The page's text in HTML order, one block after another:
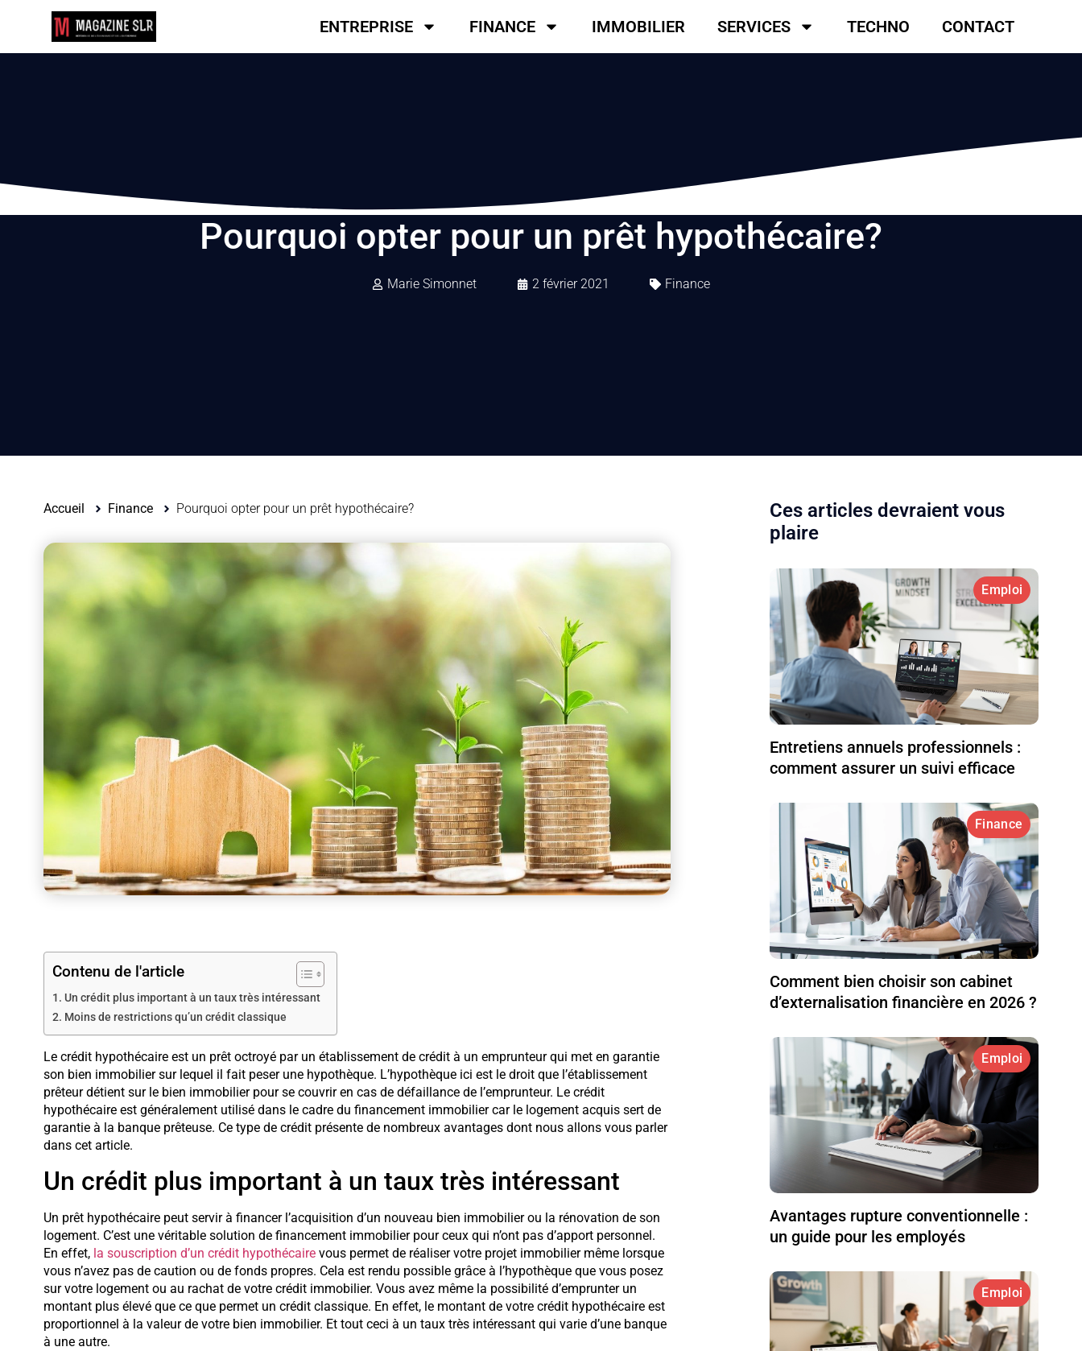
ENTREPRISE FINANCE IMMOBILIER SERVICES TECHNO CONTACT
Pourquoi opter pour un prêt hypothécaire?
Marie Simonnet 2 février 2021 Finance
Accueil Finance Pourquoi opter pour un prêt hypothécaire?
Contenu de l'article
Un crédit plus important à un taux très intéressant
Moins de restrictions qu’un crédit classique
Le crédit hypothécaire est un prêt octroyé par un établissement de crédit à un emprunteur qui met en garantie
son bien immobilier sur lequel il fait peser une hypothèque. L’hypothèque ici est le droit que l’établissement
prêteur détient sur le bien immobilier pour se couvrir en cas de défaillance de l’emprunteur. Le crédit
hypothécaire est généralement utilisé dans le cadre du financement immobilier car le logement acquis sert de
garantie à la banque prêteuse. Ce type de crédit présente de nombreux avantages dont nous allons vous parler
dans cet article.
Un crédit plus important à un taux très intéressant
Un prêt hypothécaire peut servir à financer l’acquisition d’un nouveau bien immobilier ou la rénovation de son
logement. C’est une véritable solution de financement immobilier pour ceux qui n’ont pas d’apport personnel.
En effet, la souscription d’un crédit hypothécaire vous permet de réaliser votre projet immobilier même lorsque
vous n’avez pas de caution ou de fonds propres. Cela est rendu possible grâce à l’hypothèque que vous posez
sur votre logement ou au rachat de votre crédit immobilier. Vous avez même la possibilité d’emprunter un
montant plus élevé que ce que permet un crédit classique. En effet, le montant de votre crédit hypothécaire est
proportionnel à la valeur de votre bien immobilier. Et tout ceci à un taux très intéressant qui varie d’une banque
à une autre.
Ces articles devraient vous
plaire
Emploi
Entretiens annuels professionnels :
comment assurer un suivi efficace
Finance
Comment bien choisir son cabinet
d’externalisation financière en 2026 ?
Emploi
Avantages rupture conventionnelle :
un guide pour les employés
Emploi